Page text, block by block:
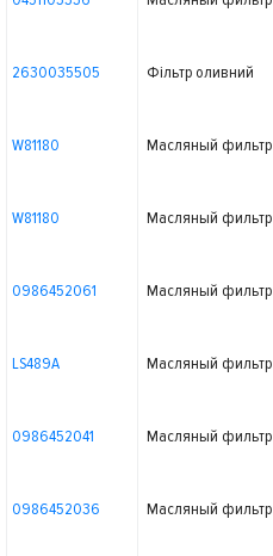
2630035505 Фільтр оливний
W81180 Масляный фильтр
W81180 Масляный фильтр
0986452061 Масляный фильтр
LS489A Масляный фильтр
0986452041 Масляный фильтр
0986452036 Масляный фильтр